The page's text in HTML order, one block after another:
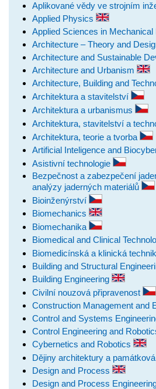
Aplikované vědy ve strojním
Applied Physics
Applied Sciences in Mechanical
Architecture – Theory and
Architecture and Sustainable
Architecture and Urbanism
Architecture, Building and
Architektura a stavitelství
Architektura a urbanismus
Architektura, stavitelství a
Architektura, teorie a tvorba
Artificial Inteligence and
Asistivní technologie
Bezpečnost a zabezpečení
analýzy jaderných materiálů
Bioinženýrství
Biomechanics
Biomechanika
Biomedical and Clinical
Biomedicínská a klinická
Building and Structural
Building Engineering
Civilní nouzová připravenost
Construction Management and
Control and Systems
Control Engineering and
Cybernetics and Robotics
Dějiny architektury a
Design and Process
Design and Process